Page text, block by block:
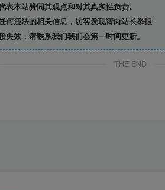
用户提供的新一代手机银行服务，利
归集、充值缴费、定活互转、自动
本站赞同其观点和对其真实性负责。
何违法的相关信息，访客发现请向站长举报
效，请联系我们我们会第一时间更新。
THE END